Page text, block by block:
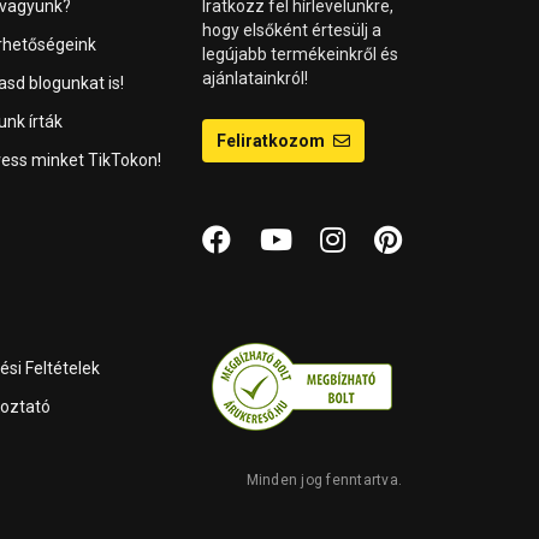
blogunkat is!
írták
minket TikTokon!
Iratkozz fel hírlevelünkre,
hogy elsőként értesülj a
legújabb termékeinkről és
ajánlatainkról!
Feliratkozom
Feltételek
Minden jog fenntartva.